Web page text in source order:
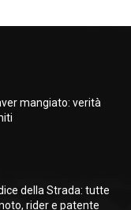
mangiato: verità
della Strada: tutte
rider e patente